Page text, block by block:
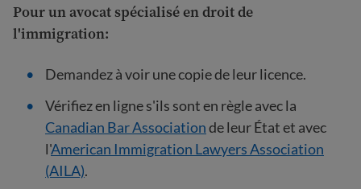
Pour un avocat spécialisé en droit de
l'immigration:
Demandez à voir une copie de leur licence.
Vérifiez en ligne s'ils sont en règle avec la
Canadian Bar Associationde leur État et avec
l'American Immigration Lawyers Association
(AILA).